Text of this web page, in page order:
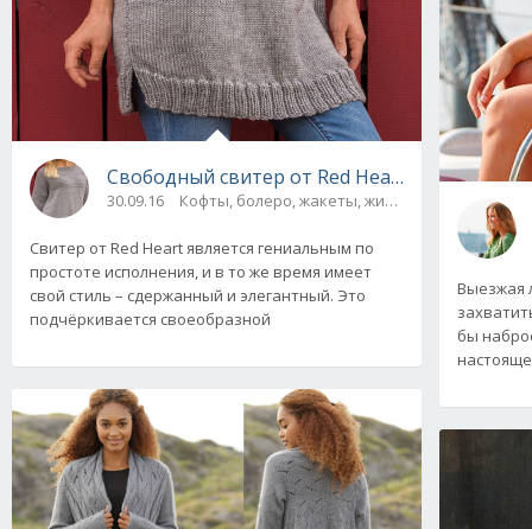
Свободный свитер от Red Heart с
30.09.16 Кофты, болеро, жакеты, жилеты, пуловеры и
Свитер от Red Heart является гениальным по
простоте исполнения, и в то же время имеет
свой стиль – сдержанный и элегантный. Это
подчёркивается своеобразной
Выезжая
бы